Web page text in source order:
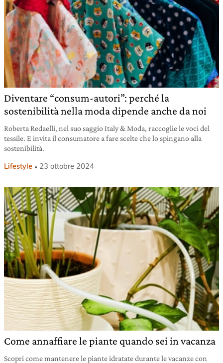
Diventare “consum-autori”: perché la
sostenibilità nella moda dipende anche da noi
Roberta Redaelli, nel suo saggio Italy & Moda, raccoglie le voci del
tessile. E invita il consumatore a fare scelte che lo spingano alla
sostenibilità.
Lifestyle 23 ottobre 2024
Come annaffiare le piante quando sei in vacanza
Scopri come mantenere le piante idratate durante le vacanze con